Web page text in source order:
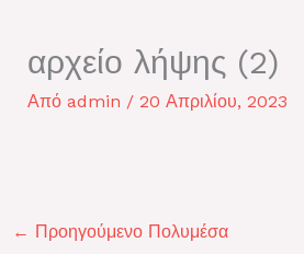
αρχείο λήψης (2)
Από admin / 20 Απριλίου, 2023
← Προηγούμενο Πολυμέσα